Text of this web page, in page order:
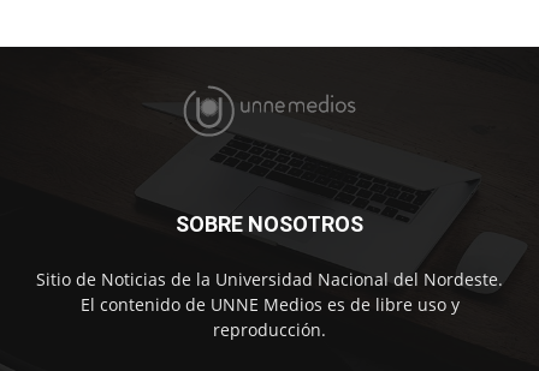
SOBRE NOSOTROS
Sitio de Noticias de la Universidad Nacional del Nordeste.
El contenido de UNNE Medios es de libre uso y
reproducción.